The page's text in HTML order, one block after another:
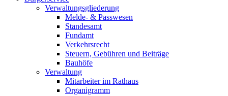
Verwaltungsgliederung
Melde- & Passwesen
Standesamt
Fundamt
Verkehrsrecht
Steuern, Gebühren und Beiträge
Bauhöfe
Verwaltung
Mitarbeiter im Rathaus
Organigramm